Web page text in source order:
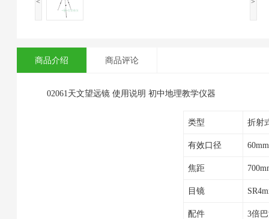
< >
商品介绍 商品评论
02061天文望远镜 使用说明 初中地理教学仪器
类型 折射
有效口径
焦距
目镜
配件 3倍